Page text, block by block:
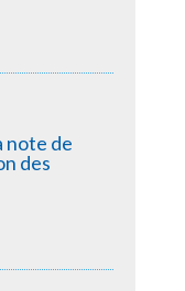
note de
des